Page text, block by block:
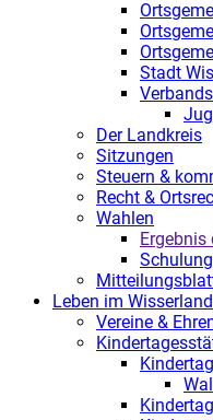
Stadt
Der Landkreis
Sitzungen
Steuern &
Recht &
Wahlen
Leben im Wisserland
Vereine &